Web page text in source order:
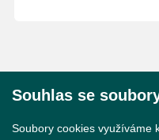
Souhlas se
Soubory cookies využíváme